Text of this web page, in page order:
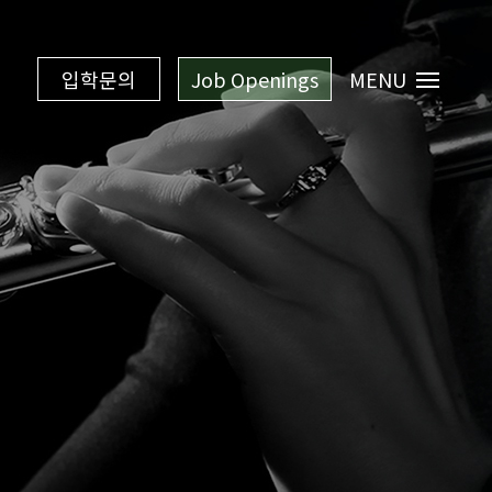
입학문의 Job Openings MENU